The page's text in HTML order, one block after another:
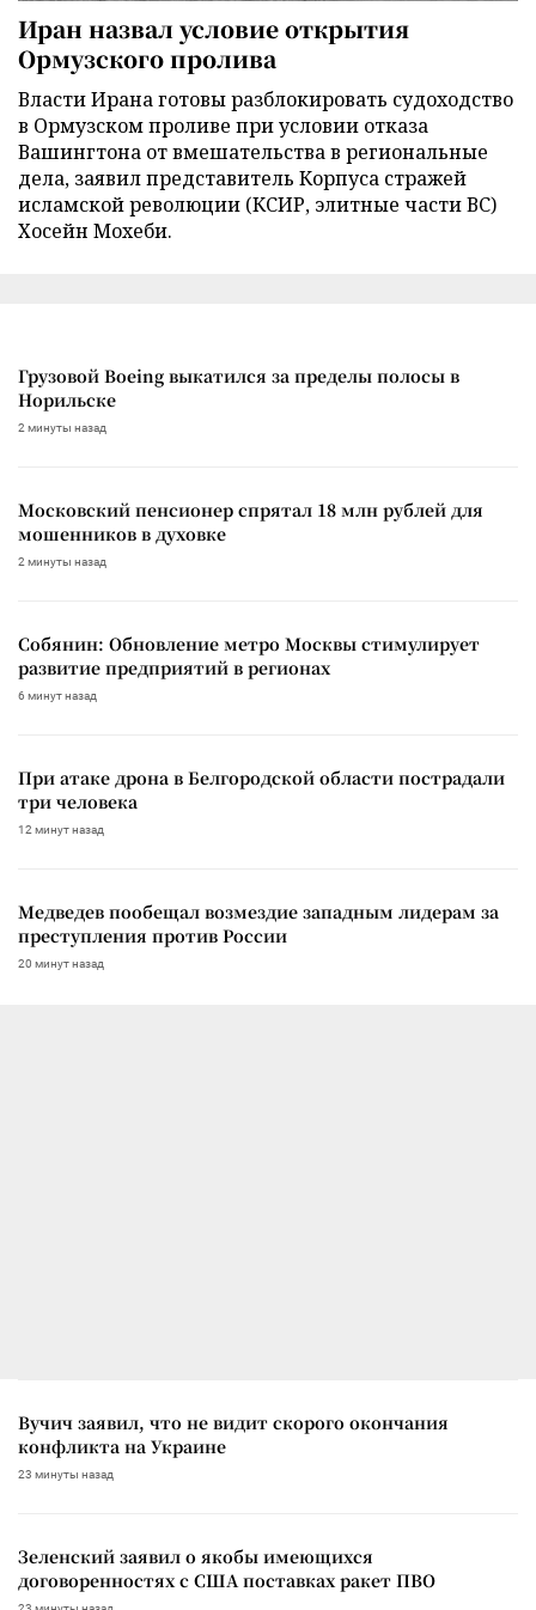
Иран назвал условие открытия
Ормузского пролива
Власти Ирана готовы разблокировать судоходство
в Ормузском проливе при условии отказа
Вашингтона от вмешательства в региональные
дела, заявил представитель Корпуса стражей
исламской революции (КСИР, элитные части ВС)
Хосейн Мохеби.
Грузовой Boeing выкатился за пределы полосы в
Норильске
2 минуты назад
Московский пенсионер спрятал 18 млн рублей для
мошенников в духовке
2 минуты назад
Собянин: Обновление метро Москвы стимулирует
развитие предприятий в регионах
6 минут назад
При атаке дрона в Белгородской области пострадали
три человека
12 минут назад
Медведев пообещал возмездие западным лидерам за
преступления против России
20 минут назад
Вучич заявил, что не видит скорого окончания
конфликта на Украине
23 минуты назад
Зеленский заявил о якобы имеющихся
договоренностях с США поставках ракет ПВО